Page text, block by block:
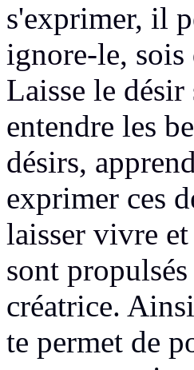
s'exprimer, il
ignore-le, sois
Laisse le désir
entendre les
désirs,
exprimer ces
laisser vivre et
sont
créatrice.
te permet de